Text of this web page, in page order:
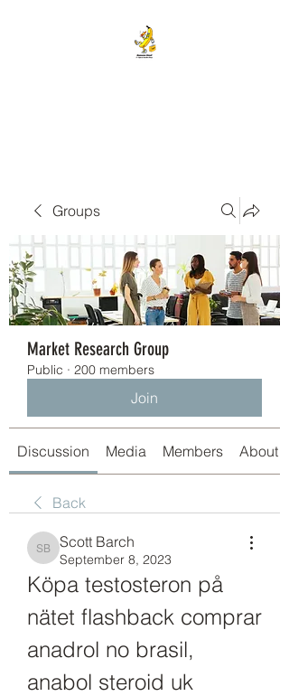
Groups
Market Research Group
Public · 200 members
Join
Discussion Media Members About
Back
Scott Barch
Scott Barch
September 8, 2023
Köpa testosteron på
nätet flashback comprar
anadrol no brasil,
anabol steroid uk